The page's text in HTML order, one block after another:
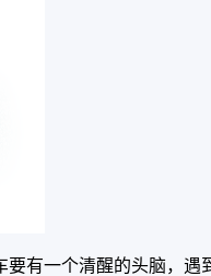
要有一个清醒的头脑，遇